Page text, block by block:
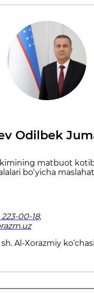
Odilbek
matbuot
bo‘yicha
00-18,
Al-Xorazmiy